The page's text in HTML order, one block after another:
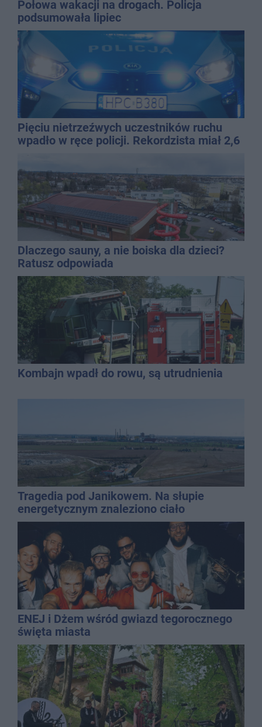
Połowa wakacji na drogach. Policja
podsumowała lipiec
Pięciu nietrzeźwych uczestników ruchu
wpadło w ręce policji. Rekordzista miał 2,6
Dlaczego sauny, a nie boiska dla dzieci?
Ratusz odpowiada
Kombajn wpadł do rowu, są utrudnienia
Tragedia pod Janikowem. Na słupie
energetycznym znaleziono ciało
mężczyzny
ENEJ i Dżem wśród gwiazd tegorocznego
święta miasta